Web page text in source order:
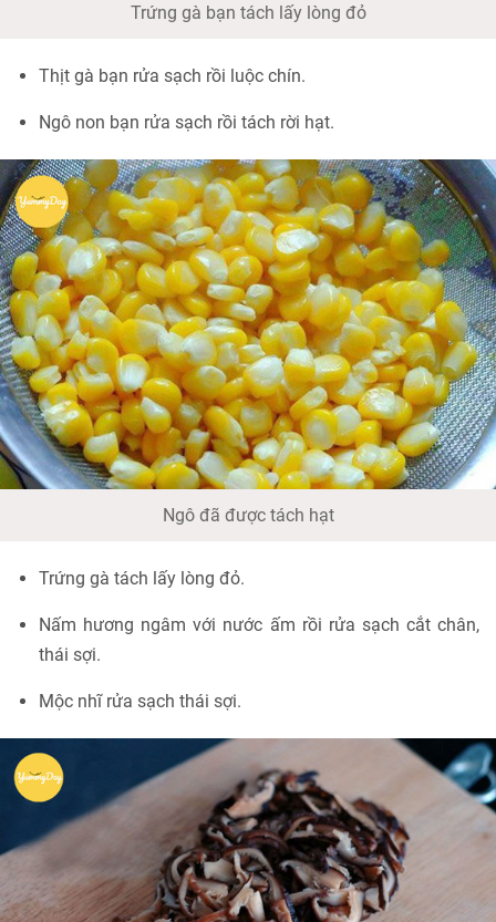
Trứng gà bạn tách lấy lòng đỏ
Thịt gà bạn rửa sạch rồi luộc chín.
Ngô non bạn rửa sạch rồi tách rời hạt.
Ngô đã được tách hạt
Trứng gà tách lấy lòng đỏ.
Nấm hương ngâm với nước ấm rồi rửa sạch cắt chân,
thái sợi.
Mộc nhĩ rửa sạch thái sợi.